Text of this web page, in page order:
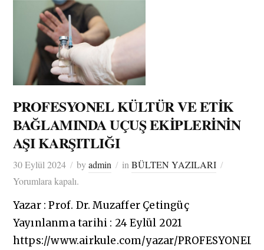
PROFESYONEL KÜLTÜR VE ETİK
BAĞLAMINDA UÇUŞ EKİPLERİNİN
AŞI KARŞITLIĞI
30 Eylül 2024 byadmin inBÜLTEN YAZILARI
Yorumlara kapalı.
Yazar : Prof. Dr. Muzaffer Çetingüç
Yayınlanma tarihi : 24 Eylül 2021
https://www.airkule.com/yazar/PROFESYONEL-